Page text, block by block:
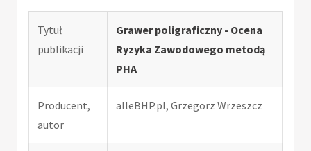
Tytuł
publikacji
Grawer poligraficzny - Ocena
Ryzyka Zawodowego metodą
PHA
Producent,
autor
alleBHP.pl, Grzegorz Wrzeszcz